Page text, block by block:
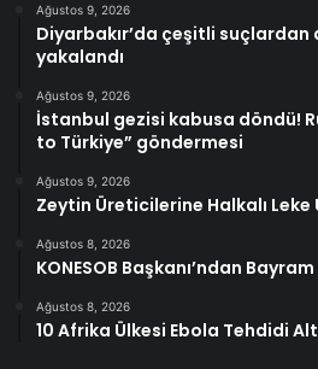
Ağustos 9, 2026
Diyarbakır’da çeşitli suçlardan
yakalandı
Ağustos 9, 2026
İstanbul gezisi kabusa döndü!
to Türkiye” göndermesi
Ağustos 9, 2026
Zeytin Üreticilerine Halkalı Leke
Ağustos 8, 2026
KONESOB Başkanı’ndan
Ağustos 8, 2026
10 Afrika Ülkesi Ebola Tehdidi